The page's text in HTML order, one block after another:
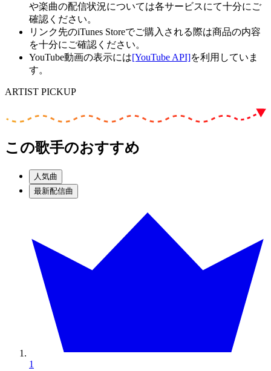
や楽曲の配信状況については各サービスにて十分にご
確認ください。
リンク先のiTunes Storeでご購入される際は商品の内容
を十分にご確認ください。
YouTube動画の表示には[YouTube API]を利用していま
す。
ARTIST PICKUP
この歌手のおすすめ
人気曲
最新配信曲
1